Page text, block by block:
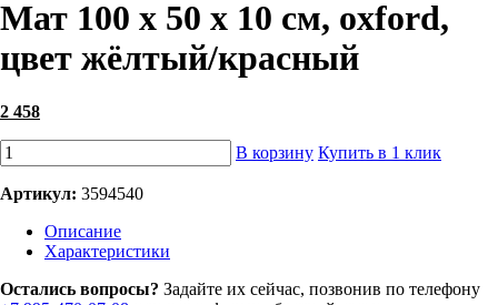
Мат 100 х 50 х 10 см, oxford,
цвет жёлтый/красный
2 458
В корзину Купить в 1 клик
Артикул: 3594540
Описание
Характеристики
Остались вопросы? Задайте их сейчас, позвонив по телефону